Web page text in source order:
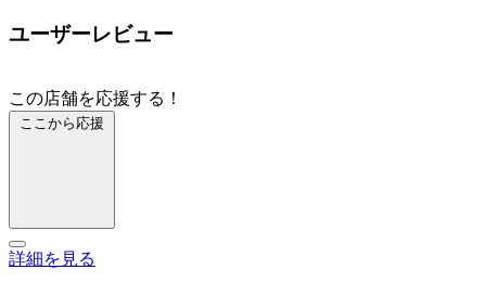
ユーザーレビュー
この店舗を応援する！
ここから応援
詳細を見る